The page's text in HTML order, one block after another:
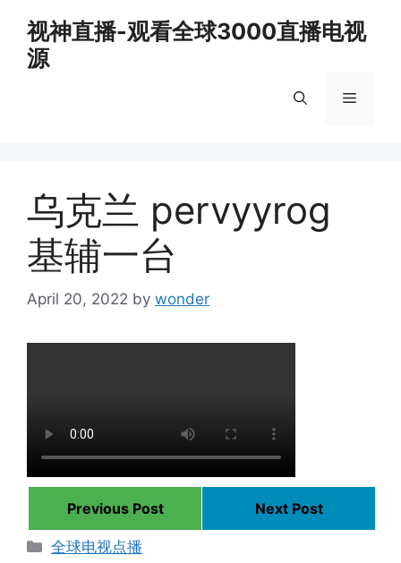
content
视神直播-观看全球3000直播电视
源
Menu
乌克兰 pervyyrog
基辅一台
April 20, 2022 by wonder
Previous Post
Next Post
Categories
全球电视点播